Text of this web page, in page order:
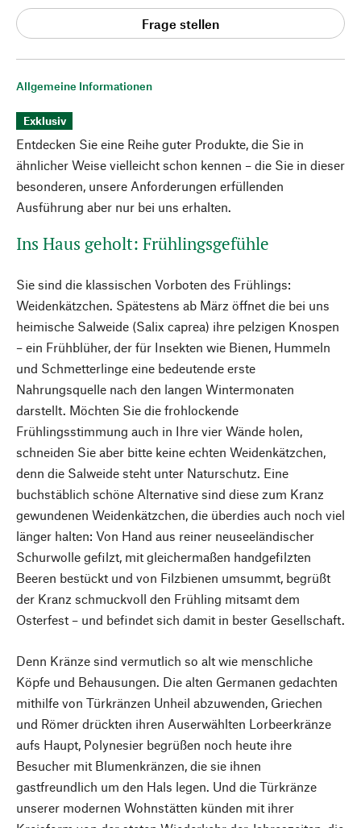
Allgemeine Informationen
Exklusiv
Entdecken Sie eine Reihe guter Produkte, die Sie in
ähnlicher Weise vielleicht schon kennen – die Sie in dieser
besonderen, unsere Anforderungen erfüllenden
Ausführung aber nur bei uns erhalten.
Ins Haus geholt: Frühlingsgefühle
Sie sind die klassischen Vorboten des Frühlings:
Weidenkätzchen. Spätestens ab März öffnet die bei uns
heimische Salweide (Salix caprea) ihre pelzigen Knospen
– ein Frühblüher, der für Insekten wie Bienen, Hummeln
und Schmetterlinge eine bedeutende erste
Nahrungsquelle nach den langen Wintermonaten
darstellt. Möchten Sie die frohlockende
Frühlingsstimmung auch in Ihre vier Wände holen,
schneiden Sie aber bitte keine echten Weidenkätzchen,
denn die Salweide steht unter Naturschutz. Eine
buchstäblich schöne Alternative sind diese zum Kranz
gewundenen Weidenkätzchen, die überdies auch noch viel
länger halten: Von Hand aus reiner neuseeländischer
Schurwolle gefilzt, mit gleichermaßen handgefilzten
Beeren bestückt und von Filzbienen umsummt, begrüßt
der Kranz schmuckvoll den Frühling mitsamt dem
Osterfest – und befindet sich damit in bester Gesellschaft.
Denn Kränze sind vermutlich so alt wie menschliche
Köpfe und Behausungen. Die alten Germanen gedachten
mithilfe von Türkränzen Unheil abzuwenden, Griechen
und Römer drückten ihren Auserwählten Lorbeerkränze
aufs Haupt, Polynesier begrüßen noch heute ihre
Besucher mit Blumenkränzen, die sie ihnen
gastfreundlich um den Hals legen. Und die Türkränze
unserer modernen Wohnstätten künden mit ihrer
Frage stellen